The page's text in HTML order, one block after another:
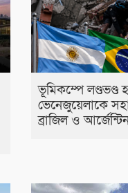
ভূমিকম্পে লণ্ডভণ্ড
ভেনেজুয়েলাকে
ব্রাজিল ও